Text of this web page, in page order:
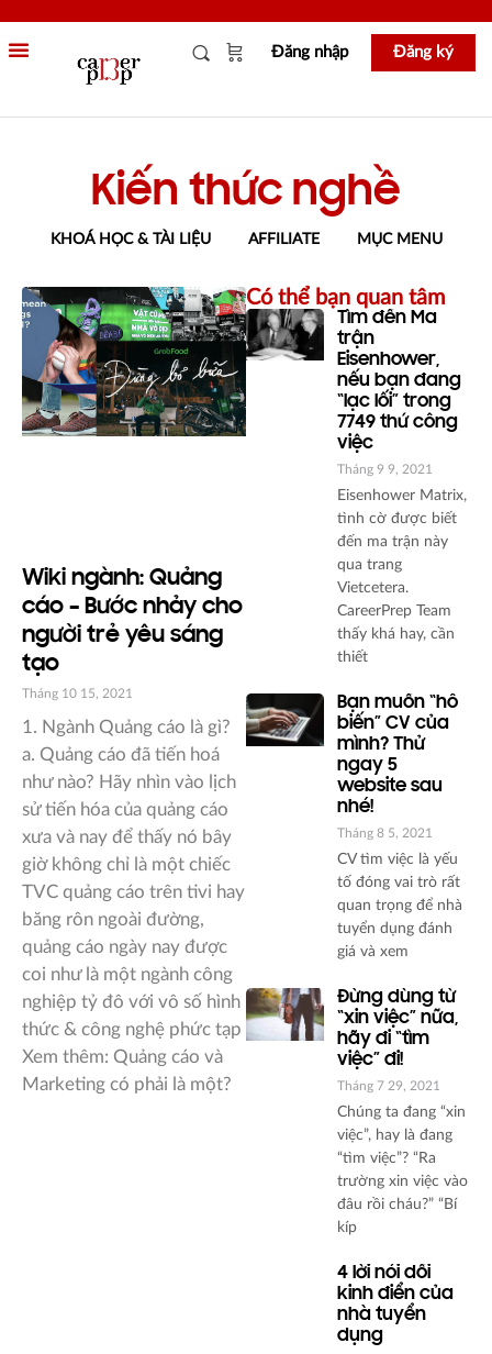
Đăng nhập Đăng ký
Kiến thức nghề
KHOÁ HỌC & TÀI LIỆU AFFILIATE MỤC MENU
Wiki ngành: Quảng
cáo – Bước nhảy cho
người trẻ yêu sáng
tạo
Tháng 10 15, 2021
1. Ngành Quảng cáo là gì?
a. Quảng cáo đã tiến hoá
như nào? Hãy nhìn vào lịch
sử tiến hóa của quảng cáo
xưa và nay để thấy nó bây
giờ không chỉ là một chiếc
TVC quảng cáo trên tivi hay
băng rôn ngoài đường,
quảng cáo ngày nay được
coi như là một ngành công
nghiệp tỷ đô với vô số hình
thức & công nghệ phức tạp
Xem thêm: Quảng cáo và
Marketing có phải là một?
Có thể bạn quan tâm
Tìm đến Ma
trận
Eisenhower,
nếu bạn đang
“lạc lối” trong
7749 thứ công
việc
Tháng 9 9, 2021
Eisenhower Matrix,
tình cờ được biết
đến ma trận này
qua trang
Vietcetera.
CareerPrep Team
thấy khá hay, cần
thiết
Bạn muốn “hô
biến” CV của
mình? Thử
ngay 5
website sau
nhé!
Tháng 8 5, 2021
CV tìm việc là yếu
tố đóng vai trò rất
quan trọng để nhà
tuyển dụng đánh
giá và xem
Đừng dùng từ
“xin việc” nữa,
hãy đi “tìm
việc” đi!
Tháng 7 29, 2021
Chúng ta đang “xin
việc”, hay là đang
“tìm việc”? “Ra
trường xin việc vào
đâu rồi cháu?” “Bí
kíp
4 lời nói dối
kinh điển của
nhà tuyển
dụng